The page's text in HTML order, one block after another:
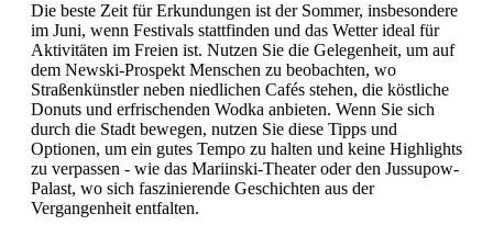
Die beste Zeit für Erkundungen ist der Sommer, insbesondere
im Juni, wenn Festivals stattfinden und das Wetter ideal für
Aktivitäten im Freien ist. Nutzen Sie die Gelegenheit, um auf
dem Newski-Prospekt Menschen zu beobachten, wo
Straßenkünstler neben niedlichen Cafés stehen, die köstliche
Donuts und erfrischenden Wodka anbieten. Wenn Sie sich
durch die Stadt bewegen, nutzen Sie diese Tipps und
Optionen, um ein gutes Tempo zu halten und keine Highlights
zu verpassen - wie das Mariinski-Theater oder den Jussupow-
Palast, wo sich faszinierende Geschichten aus der
Vergangenheit entfalten.